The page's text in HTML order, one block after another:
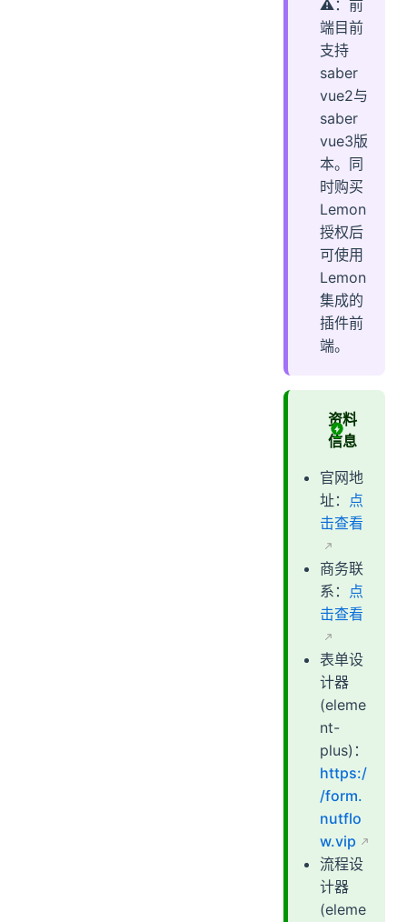
⚠️：前
端目前
支持
saber
vue2与
saber
vue3版
本。同
时购买
Lemon
授权后
可使用
Lemon
集成的
插件前
端。
资料
信息
官网地
址：
点
击查看
商务联
系：
点
击查看
表单设
计器
(eleme
nt-
plus)：
https:/
/form.
nutflo
w.vip
流程设
计器
(eleme